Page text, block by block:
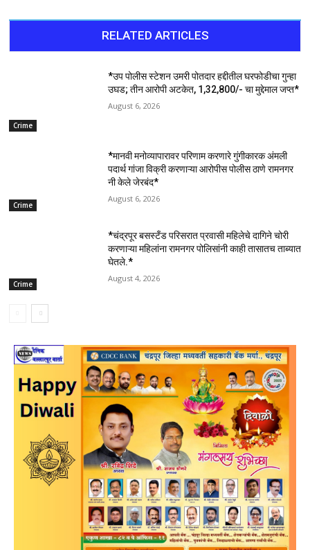
RELATED ARTICLES
Crime
*उप पोलीस स्टेशन उमरी पोतदार हद्दीतील घरफोडीचा गुन्हा
उघड; तीन आरोपी अटकेत, ₹1,32,800/- चा मुद्देमाल जप्त*
August 6, 2026
Crime
*मानवी मनोव्यापारावर परिणाम करणारे गुंगीकारक अंमली
पदार्थ गांजा विक्री करणाऱ्या आरोपीस पोलीस ठाणे रामनगर
नी केले जेरबंद*
August 6, 2026
Crime
*चंद्रपूर बसस्टँड परिसरात प्रवासी महिलेचे दागिने चोरी
करणाऱ्या महिलांना रामनगर पोलिसांनी काही तासातच ताब्यात
घेतले.*
August 4, 2026